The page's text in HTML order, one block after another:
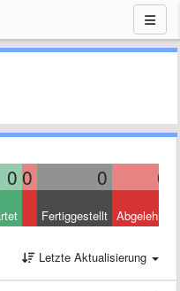
0 0 0 0
Fertiggestellt Abgelehnt
Letzte Aktualisierung